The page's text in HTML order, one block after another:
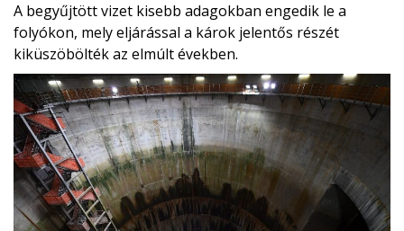
A begyűjtött vizet kisebb adagokban engedik le a
folyókon, mely eljárással a károk jelentős részét
kiküszöbölték az elmúlt években.